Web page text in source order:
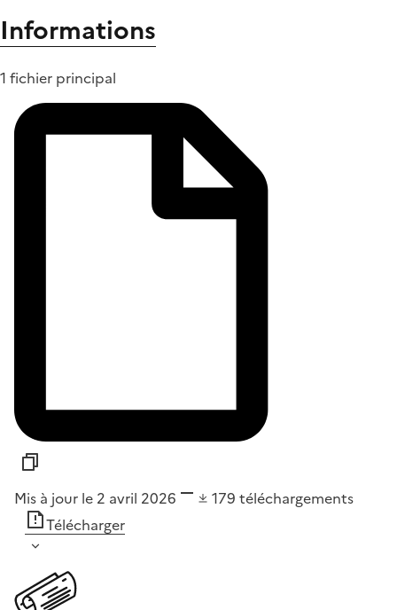
Informations
1 fichier principal
Mis à jour le 2 avril 2026 179 téléchargements
Télécharger